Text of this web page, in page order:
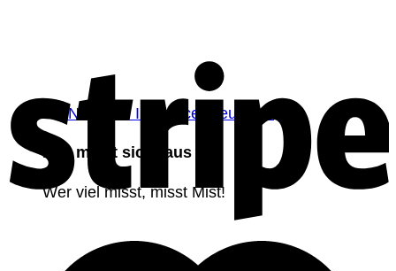
Das misst sich raus
Wer viel misst, misst Mist!